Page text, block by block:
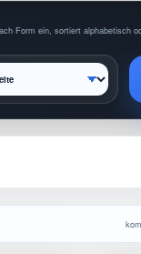
Form ein, sortiert alphabetisch